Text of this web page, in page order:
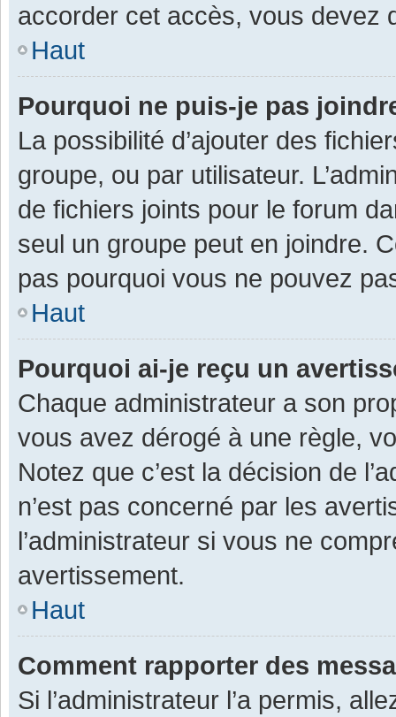
accorder cet accès, vous devez
Haut
Pourquoi ne puis-je pas
La possibilité d’ajouter des
groupe, ou par utilisateur.
de fichiers joints pour le forum
seul un groupe peut en joindre.
pas pourquoi vous ne pouvez
Haut
Pourquoi ai-je reçu un
Chaque administrateur a son
vous avez dérogé à une règle,
Notez que c’est la décision de
n’est pas concerné par les
l’administrateur si vous ne
avertissement.
Haut
Comment rapporter des
Si l’administrateur l’a permis,